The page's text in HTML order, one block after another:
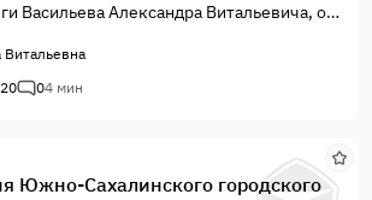
Васильева Александра Витальевича, о
в институтах. Зрела долго, дело
событий много. И вот публикация
про супердоказательство
04 мин
Южно-Сахалинского городского